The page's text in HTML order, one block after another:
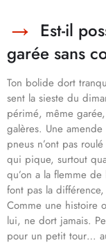
Est-il
garée sans
Ton bolide dort
sent la sieste du
périmé, même
galères. Une
pneus n’ont pas
qui pique, surtout
qu’on a la flemme
font pas la
Comme une histoire
lui, ne dort jamais.
pour un petit tour…